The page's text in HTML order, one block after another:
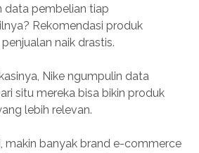
data pembelian tiap
Rekomendasi produk
naik drastis.
Nike ngumpulin data
situ mereka bisa bikin produk
lebih relevan.
makin banyak brand e-commerce